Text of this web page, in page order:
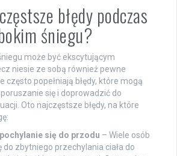
błędy podczas
śniegu?
może być ekscytującym
niesie ze sobą również pewne
często popełniają błędy, które mogą
się i doprowadzić do
Oto najczęstsze błędy, na które
się do przodu – Wiele osób
do zbytniego przechylania ciała do